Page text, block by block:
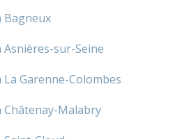
Bagneux
sur-Seine
Garenne-Colombes
Malabry